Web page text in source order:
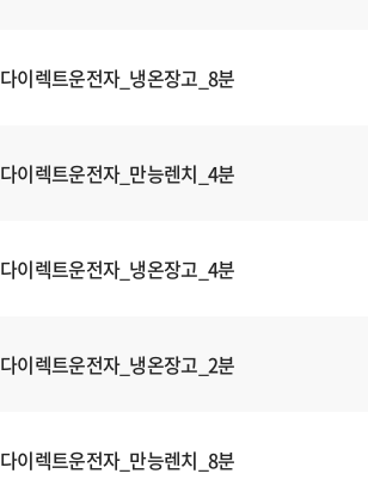
다이렉트운전자_냉온장고_8분
다이렉트운전자_만능렌치_4분
다이렉트운전자_냉온장고_4분
다이렉트운전자_냉온장고_2분
다이렉트운전자_만능렌치_8분